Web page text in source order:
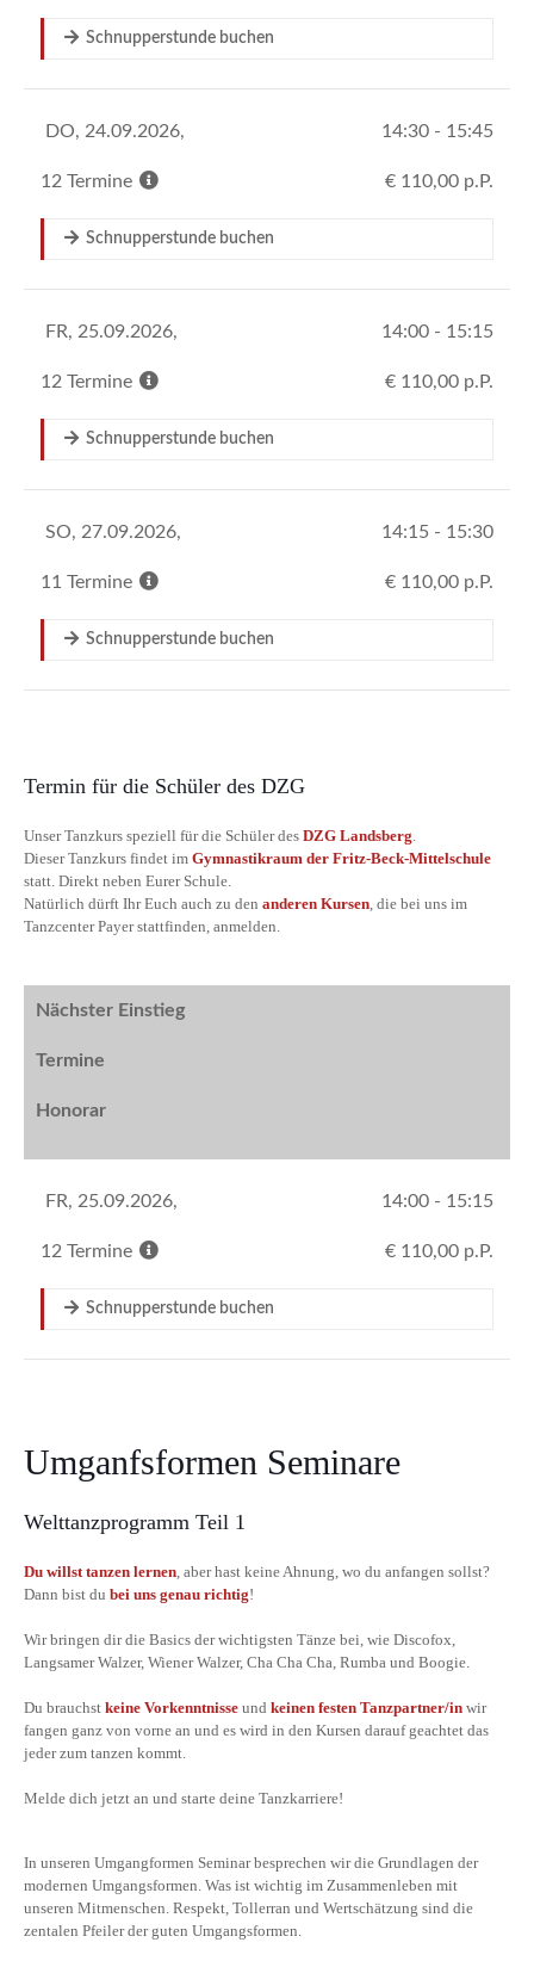
Termin für die Schüler des DZG
Unser Tanzkurs speziell für die Schüler des DZG Landsberg.
Dieser Tanzkurs findet im Gymnastikraum der Fritz-Beck-Mittelschule
statt. Direkt neben Eurer Schule.
Natürlich dürft Ihr Euch auch zu den anderen Kursen, die bei uns im
Tanzcenter Payer stattfinden, anmelden.
Umganfsformen Seminare
Welttanzprogramm Teil 1
Du willst tanzen lernen, aber hast keine Ahnung, wo du anfangen sollst?
Dann bist du bei uns genau richtig!
Wir bringen dir die Basics der wichtigsten Tänze bei, wie Discofox,
Langsamer Walzer, Wiener Walzer, Cha Cha Cha, Rumba und Boogie.
Du brauchst keine Vorkenntnisse und keinen festen Tanzpartner/in wir
fangen ganz von vorne an und es wird in den Kursen darauf geachtet das
jeder zum tanzen kommt.
Melde dich jetzt an und starte deine Tanzkarriere!
In unseren Umgangformen Seminar besprechen wir die Grundlagen der
modernen Umgangsformen. Was ist wichtig im Zusammenleben mit
unseren Mitmenschen. Respekt, Tollerran und Wertschätzung sind die
zentalen Pfeiler der guten Umgangsformen.